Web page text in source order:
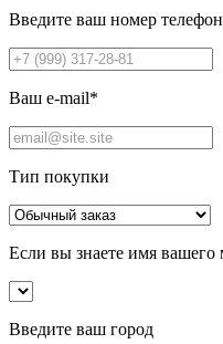
Введите ваш номер
Ваш e-mail*
Тип покупки
Если вы знаете имя вашего
Введите ваш город